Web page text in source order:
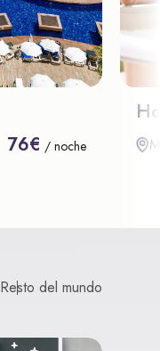
76€ / noche
Resto del mundo